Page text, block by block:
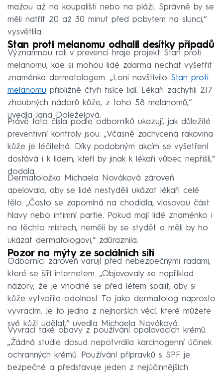
mažou až na koupališti nebo na pláži. Správně by se
měli natřít 20 až 30 minut před pobytem na slunci,“
vysvětlila.
Stan proti melanomu odhalil desítky případů
Významnou roli v prevenci hraje projekt Stan proti
melanomu, kde si mohou lidé zdarma nechat vyšetřit
znaménka dermatologem. „Loni navštívilo Stan proti
melanomu přibližně čtyři tisíce lidí. Lékaři zachytili 217
zhoubných nádorů kůže, z toho 58 melanomů,“
uvedla Jana Doleželová.
Právě tato čísla podle odborníků ukazují, jak důležité
preventivní kontroly jsou. „Včasně zachycená rakovina
kůže je léčitelná. Díky podobným akcím se vyšetření
dostává i k lidem, kteří by jinak k lékaři vůbec nepřišli,“
dodala.
Dermatoložka Michaela Nováková zároveň
apelovala, aby se lidé nestyděli ukázat lékaři celé
tělo. „Často se zapomíná na chodidla, vlasovou část
hlavy nebo intimní partie. Pokud mají lidé znaménko i
na těchto místech, neměli by se stydět a měli by ho
ukázat dermatologovi,“ zdůraznila.
Pozor na mýty ze sociálních sítí
Odborníci zároveň varují před nebezpečnými radami,
které se šíří internetem. „Objevovaly se například
názory, že je vhodné se před létem spálit, aby si
kůže vytvořila odolnost. To jako dermatolog naprosto
vyvracím. Je to jedna z nejhorších věcí, které můžete
své kůži udělat,“ uvedla Michaela Nováková.
Vyvrací také obavy z používání opalovacích krémů.
„Žádná studie dosud nepotvrdila karcinogenní účinek
ochranných krémů. Používání přípravků s SPF je
bezpečné a představuje jeden z nejúčinnějších